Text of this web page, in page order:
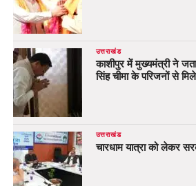
उत्तराखंड
काशीपुर में मुख्यमंत्री ने
सिंह चीमा के परिजनों से
उत्तराखंड
चारधाम यात्रा को लेकर